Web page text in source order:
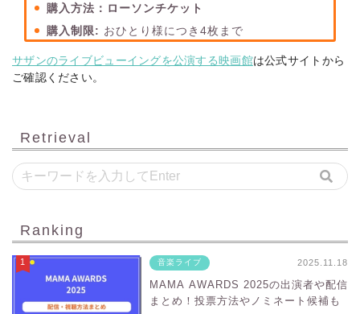
購入方法： ローソンチケット
購入制限: おひとり様につき4枚まで
サザンのライブビューイングを公演する映画館は公式サイトから
ご確認ください。
Retrieval
Ranking
音楽ライブ 2025.11.18
MAMA AWARDS 2025の出演者や配信
まとめ！投票方法やノミネート候補も